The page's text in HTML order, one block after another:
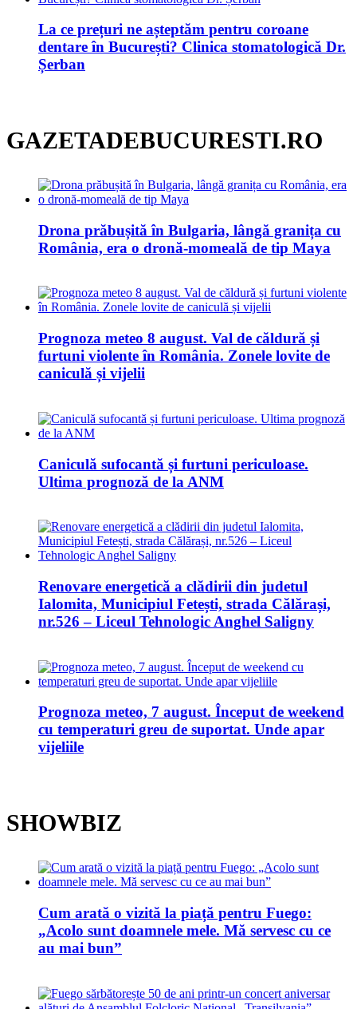
La ce prețuri ne așteptăm pentru coroane
dentare în București? Clinica stomatologică Dr.
Șerban
GAZETADEBUCURESTI.RO
Drona prăbușită în Bulgaria, lângă granița cu
România, era o dronă-momeală de tip Maya
Prognoza meteo 8 august. Val de căldură și
furtuni violente în România. Zonele lovite de
caniculă și vijelii
Caniculă sufocantă și furtuni periculoase.
Ultima prognoză de la ANM
Renovare energetică a clădirii din judetul
Ialomita, Municipiul Fetești, strada Călărași,
nr.526 – Liceul Tehnologic Anghel Saligny
Prognoza meteo, 7 august. Început de weekend
cu temperaturi greu de suportat. Unde apar
vijeliile
SHOWBIZ
Cum arată o vizită la piață pentru Fuego:
„Acolo sunt doamnele mele. Mă servesc cu ce
au mai bun”